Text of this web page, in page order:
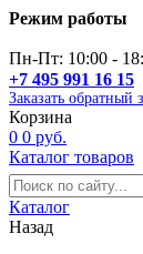
Режим работы
Пн-Пт: 10:00 -
+7 495 991 16 15
Заказать обратный
Корзина
0 0 руб.
Каталог товаров
Каталог
Назад